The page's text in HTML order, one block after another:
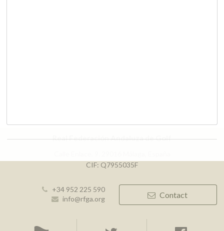
Real Federación Andaluza de Golf
CIF: Q7955035F
+34 952 225 590
info@rfga.org
Contact